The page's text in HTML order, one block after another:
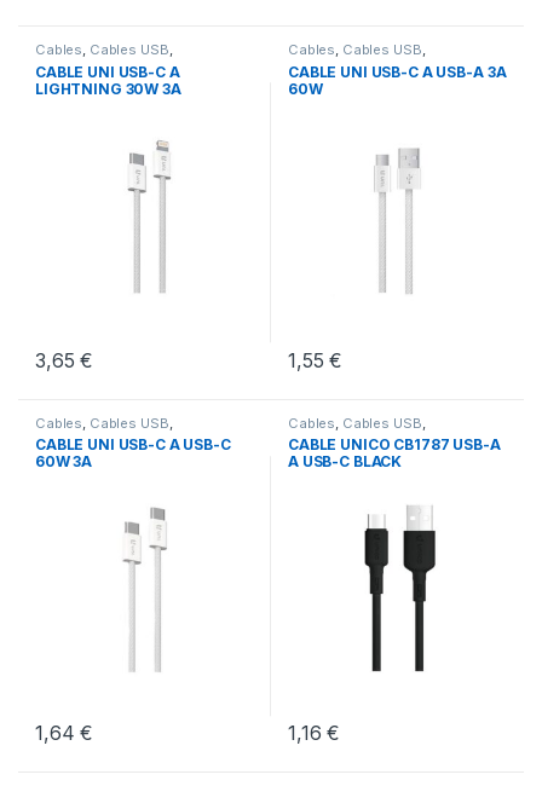
Cables, Cables USB,
Conectividad
CABLE UNI USB-C A
LIGHTNING 30W 3A
3,65€
Cables, Cables USB,
Conectividad
CABLE UNI USB-C A USB-A 3A
60W
1,55€
Cables Cables USB
Conectividad
CABLE UNI USB-C A USB-C
60W 3A
1,64€
Cables Cables USB
Conectividad
CABLE UNICO CB1787 USB-A
A USB-C BLACK
1,16€